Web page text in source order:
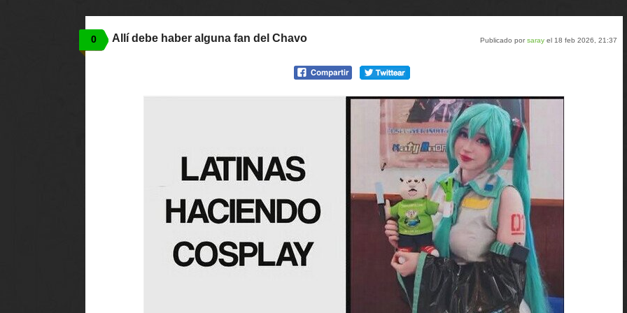
0 Publicado porsaray el 18 feb 2026, 21:37
Allí debe haber alguna fan del Chavo